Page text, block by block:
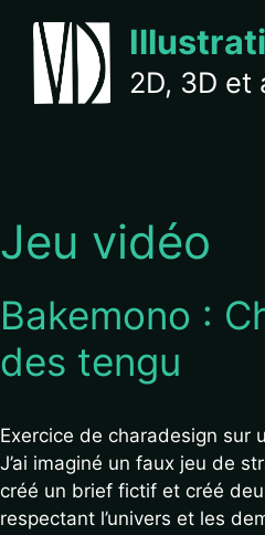
contenu
2D, 3D et
Jeu vidéo
Bakemono :
des tengu
Exercice de charadesign sur
J’ai imaginé un faux jeu de
créé un brief fictif et créé
respectant l’univers et les